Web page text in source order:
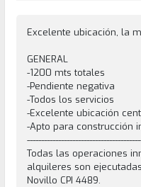
Excelente ubicación, la
GENERAL
-1200 mts totales
-Pendiente negativa
-Todos los servicios
-Excelente ubicación
-Apto para construcción
Todas las operaciones
alquileres son
Novillo CPI 4489.